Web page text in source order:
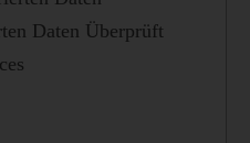
Daten Überprüft